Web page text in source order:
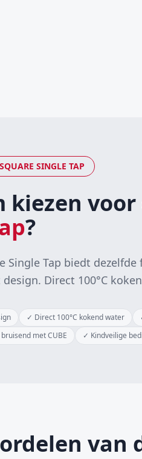
SINGLE TAP
kiezen voor
?
Single Tap biedt
Direct 100°C
✓ Direct 100°C kokend water
met CUBE ✓ Kindveilige
van